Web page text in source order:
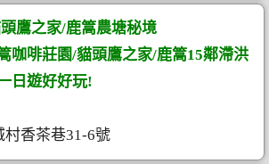
鷹之家/鹿篙農塘秘境
咖啡莊園/貓頭鷹之家/鹿篙15鄰滯洪
日遊好好玩!
村香茶巷31-6號